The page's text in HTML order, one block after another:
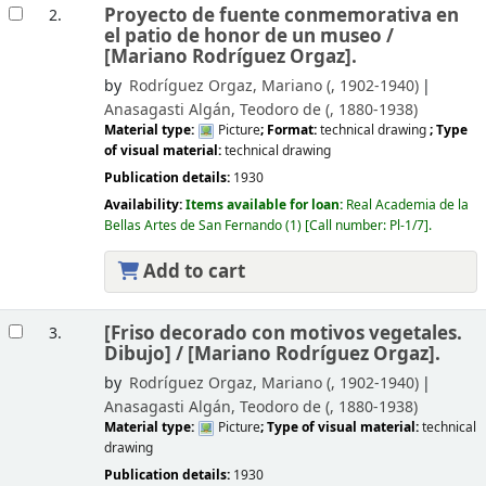
2. Proyecto de fuente conmemorativa en
el patio de honor de un museo /
[Mariano Rodríguez Orgaz].
by Rodríguez Orgaz, Mariano (, 1902-1940)
Anasagasti Algán, Teodoro de (, 1880-1938)
Material type: Picture; Format:technical drawing; Type
of visual material:technical drawing
Publication details: 1930
Availability:Items available for loan: Real Academia de la
Bellas Artes de San Fernando(1) Call number: Pl-1/7 .
Add to cart
3. [Friso decorado con motivos vegetales.
Dibujo] / [Mariano Rodríguez Orgaz].
by Rodríguez Orgaz, Mariano (, 1902-1940)
Anasagasti Algán, Teodoro de (, 1880-1938)
Material type: Picture; Type of visual material:technical
drawing
Publication details: 1930